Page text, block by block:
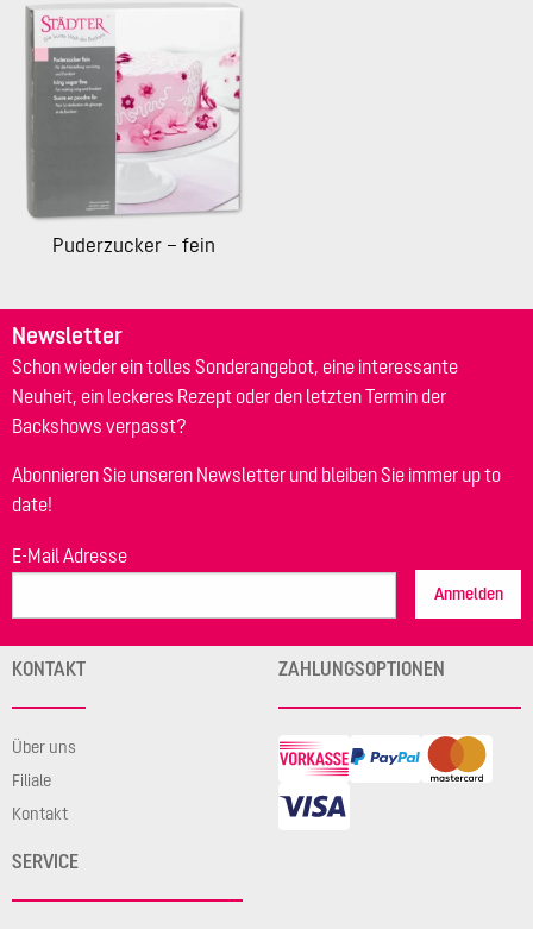
Puderzucker – fein
Newsletter
Schon wieder ein tolles Sonderangebot, eine interessante
Neuheit, ein leckeres Rezept oder den letzten Termin der
Backshows verpasst?
Abonnieren Sie unseren Newsletter und bleiben Sie immer up to
date!
E-Mail Adresse
Anmelden
KONTAKT
Über uns
Filiale
Kontakt
SERVICE
ZAHLUNGSOPTIONEN